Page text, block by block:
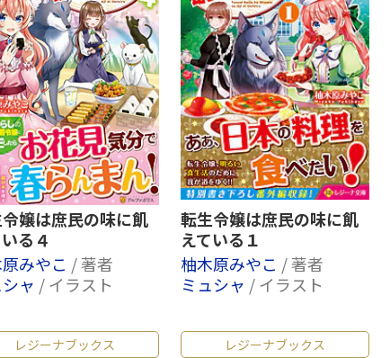
嬢は庶民の味に飢
る４
みやこ / 著者
ャ / イラスト
転生令嬢は庶民の味に飢
えている１
柚木原みやこ / 著者
ミュシャ / イラスト
レジーナブックス レジーナブックス